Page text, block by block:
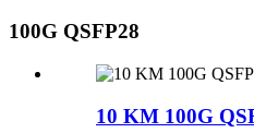
100G QSFP28
10 KM 100G